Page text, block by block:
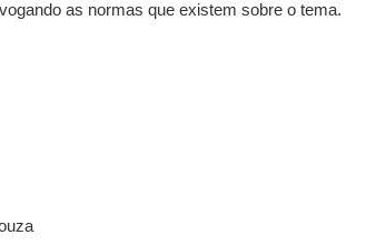
as normas que existem sobre o tema.